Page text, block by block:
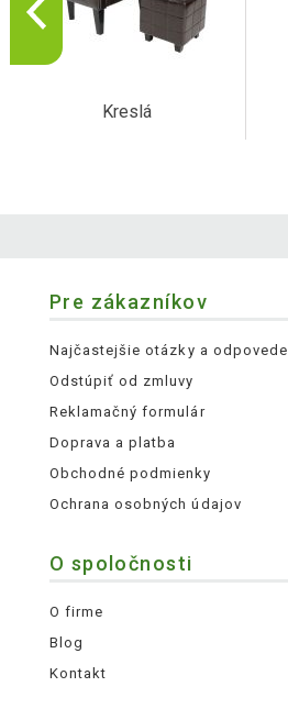
Kreslá
Pre zákazníkov
Najčastejšie otázky a odpovede
Odstúpiť od zmluvy
Reklamačný formulár
Doprava a platba
Obchodné podmienky
Ochrana osobných údajov
O spoločnosti
O firme
Blog
Kontakt